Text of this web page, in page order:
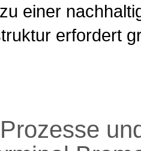
einer
erfordert